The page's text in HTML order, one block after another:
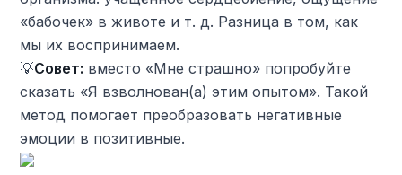
«бабочек» в животе и т. д. Разница в том, как
мы их воспринимаем.
💡Совет: вместо «Мне страшно» попробуйте
сказать «Я взволнован(а) этим опытом». Такой
метод помогает преобразовать негативные
эмоции в позитивные.